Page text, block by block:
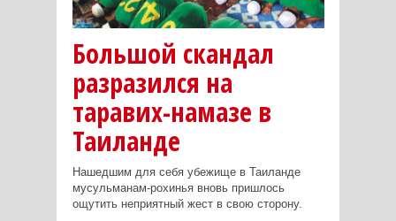
Большой скандал
разразился на
таравих-намазе в
Таиланде
Нашедшим для себя убежище в Таиланде
мусульманам-рохинья вновь пришлось
ощутить неприятный жест в свою сторону.